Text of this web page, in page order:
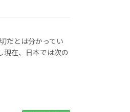
だとは分かってい
現在、日本では次の